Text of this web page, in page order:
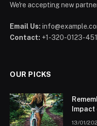
We're accepting new
Email Us:
Contact: +1-320-0123-451
OUR PICKS
13/01/